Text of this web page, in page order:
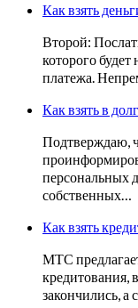
Как взять
Второй:
которого
платежа.
Как взять в
Подтверждаю,
собственных…
Как взять
МТС
кредитования,
закончились, а